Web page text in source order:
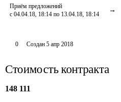
Приём предложений
с 04.04.18, 18:14 по 13.04.18, 18:14
0 Создан 5 апр 2018
Стоимость контракта
148 111